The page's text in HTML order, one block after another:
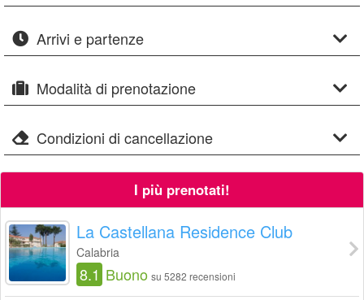
Arrivi e partenze
Modalità di prenotazione
Condizioni di cancellazione
I più prenotati!
La Castellana Residence Club
Calabria
8.1 Buono su 5282 recensioni